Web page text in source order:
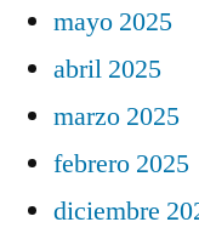
mayo 2025
abril 2025
marzo 2025
febrero 2025
diciembre